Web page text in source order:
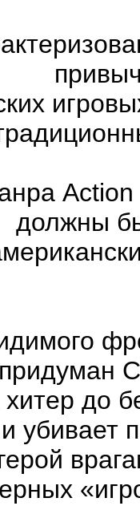
должны
до
убивает